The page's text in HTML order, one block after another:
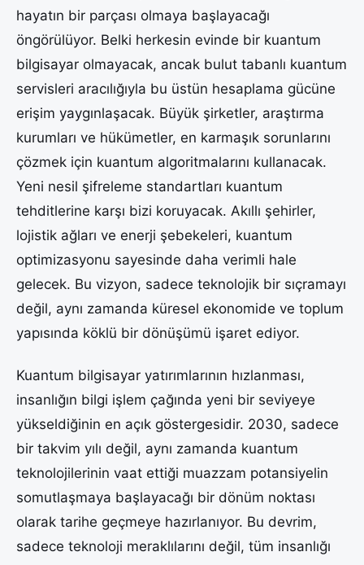
hayatın bir parçası olmaya başlayacağı
öngörülüyor. Belki herkesin evinde bir kuantum
bilgisayar olmayacak, ancak bulut tabanlı kuantum
servisleri aracılığıyla bu üstün hesaplama gücüne
erişim yaygınlaşacak. Büyük şirketler, araştırma
kurumları ve hükümetler, en karmaşık sorunlarını
çözmek için kuantum algoritmalarını kullanacak.
Yeni nesil şifreleme standartları kuantum
tehditlerine karşı bizi koruyacak. Akıllı şehirler,
lojistik ağları ve enerji şebekeleri, kuantum
optimizasyonu sayesinde daha verimli hale
gelecek. Bu vizyon, sadece teknolojik bir sıçramayı
değil, aynı zamanda küresel ekonomide ve toplum
yapısında köklü bir dönüşümü işaret ediyor.
Kuantum bilgisayar yatırımlarının hızlanması,
insanlığın bilgi işlem çağında yeni bir seviyeye
yükseldiğinin en açık göstergesidir. 2030, sadece
bir takvim yılı değil, aynı zamanda kuantum
teknolojilerinin vaat ettiği muazzam potansiyelin
somutlaşmaya başlayacağı bir dönüm noktası
olarak tarihe geçmeye hazırlanıyor. Bu devrim,
sadece teknoloji meraklılarını değil, tüm insanlığı